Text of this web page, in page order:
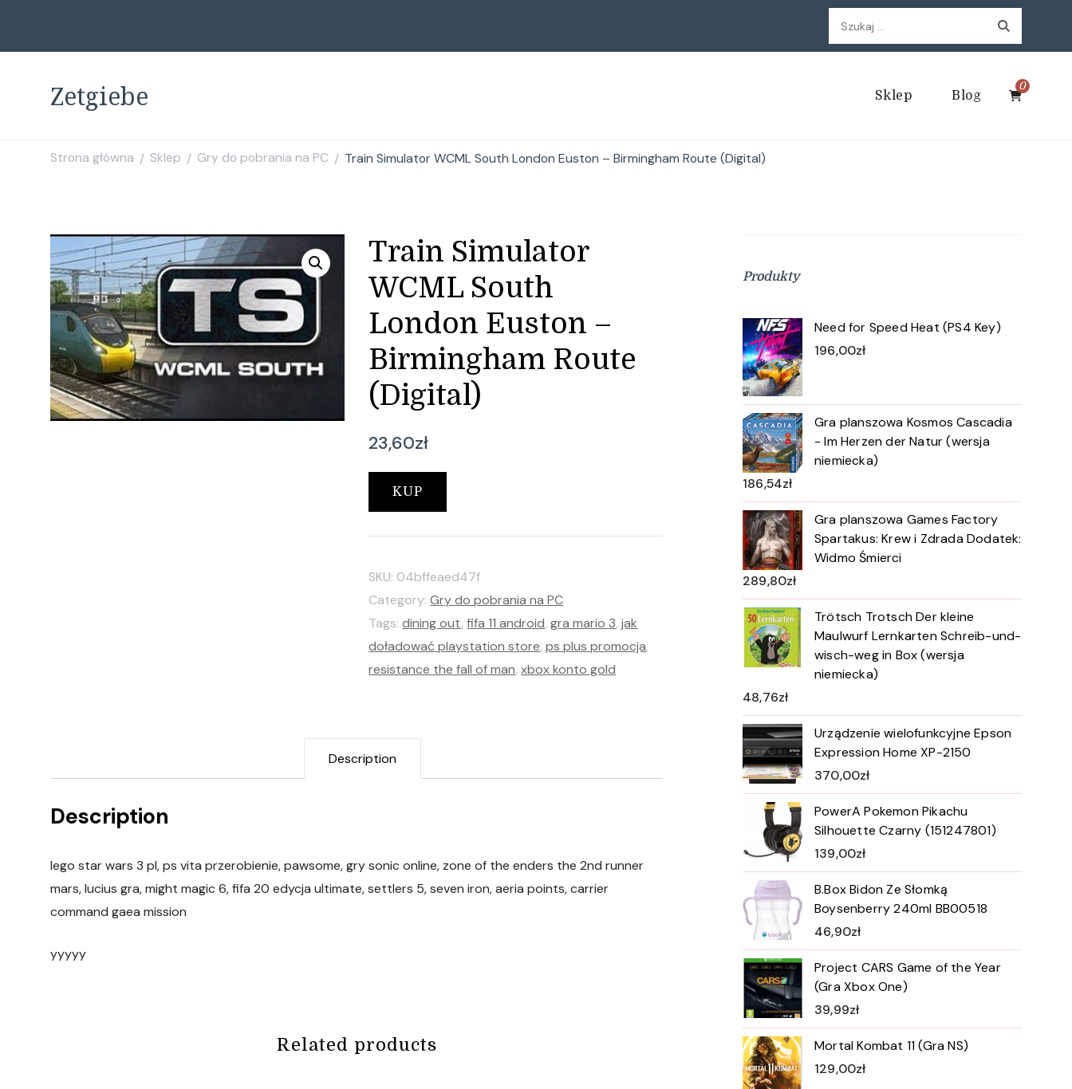
Szukaj:
Zetgiebe Sklep Blog
0
Strona główna / Sklep / Gry do pobrania na PC / Train Simulator WCML South London Euston – Birmingham Route (Digital)
Train Simulator
WCML South
London Euston –
Birmingham Route
(Digital)
23,60zł
KUP
SKU: 04bffeaed47f
Category:Gry do pobrania na PC
Tags:dining out,fifa 11 android,gra mario 3,jak
doładować playstation store,ps plus promocja,
resistance the fall of man,xbox konto gold
Description
Description
lego star wars 3 pl, ps vita przerobienie, pawsome, gry sonic online, zone of the enders the 2nd runner
mars, lucius gra, might magic 6, fifa 20 edycja ultimate, settlers 5, seven iron, aeria points, carrier
command gaea mission
yyyyy
Related products
Produkty
Need for Speed Heat (PS4 Key)
196,00zł
Gra planszowa Kosmos Cascadia
- Im Herzen der Natur (wersja
niemiecka)
186,54zł
Gra planszowa Games Factory
Spartakus: Krew i Zdrada Dodatek:
Widmo Śmierci
289,80zł
Trötsch Trotsch Der kleine
Maulwurf Lernkarten Schreib-und-
wisch-weg in Box (wersja
niemiecka)
48,76zł
Urządzenie wielofunkcyjne Epson
Expression Home XP-2150
370,00zł
PowerA Pokemon Pikachu
Silhouette Czarny (151247801)
139,00zł
B.Box Bidon Ze Słomką
Boysenberry 240ml BB00518
46,90zł
Project CARS Game of the Year
(Gra Xbox One)
39,99zł
Mortal Kombat 11 (Gra NS)
129,00zł